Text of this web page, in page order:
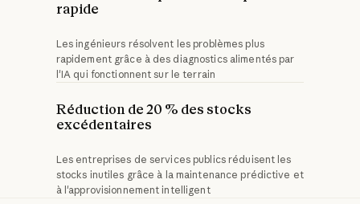
rapide
Les ingénieurs résolvent les problèmes plus
rapidement grâce à des diagnostics alimentés par
l'IA qui fonctionnent sur le terrain
Réduction de 20 % des stocks
excédentaires
Les entreprises de services publics réduisent les
stocks inutiles grâce à la maintenance prédictive et
à l'approvisionnement intelligent